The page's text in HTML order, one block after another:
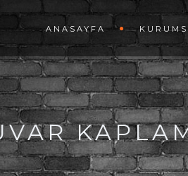
ANASAYFA